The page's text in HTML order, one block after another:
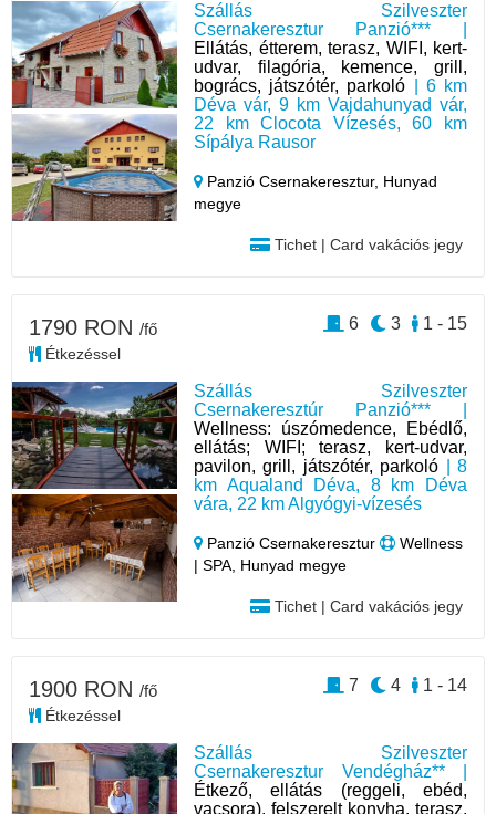
Szállás Szilveszter
Csernakeresztur Panzió*** |
Ellátás, étterem, terasz, WIFI, kert-
udvar, filagória, kemence, grill,
bogrács, játszótér, parkoló | 6 km
Déva vár, 9 km Vajdahunyad vár,
22 km Clocota Vízesés, 60 km
Sípálya Rausor
Panzió Csernakeresztur, Hunyad
megye
Tichet | Card vakációs jegy
Szállás Szilveszter
Csernakeresztúr Panzió*** |
Wellness: úszómedence, Ebédlő,
ellátás; WIFI; terasz, kert-udvar,
pavilon, grill, játszótér, parkoló | 8
km Aqualand Déva, 8 km Déva
vára, 22 km Algyógyi-vízesés
Panzió Csernakeresztur
Wellness
| SPA, Hunyad megye
Tichet | Card vakációs jegy
1790 RON /fő
Étkezéssel
1 - 15
3
6
Szállás Szilveszter
Csernakeresztur Vendégház** |
Étkező, ellátás (reggeli, ebéd,
vacsora), felszerelt konyha, terasz,
1900 RON /fő
Étkezéssel
1 - 14
4
7